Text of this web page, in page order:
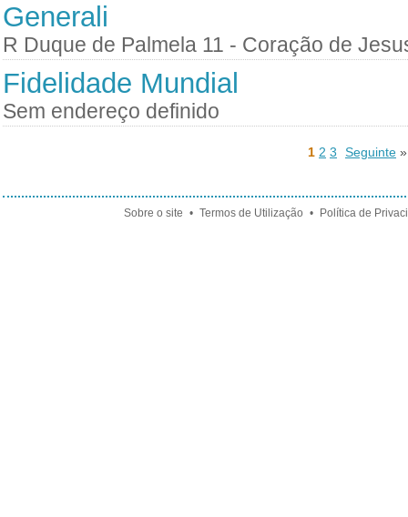
Generali
R Duque de Palmela 11 - Coração de
Fidelidade Mundial
Sem endereço definido
1 2 3 Seguinte »
Sobre o site • Termos de Utilização • Política de